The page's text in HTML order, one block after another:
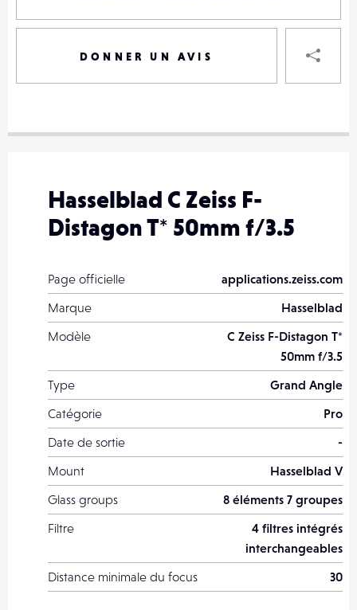
DONNER UN AVIS
VOTRE
Hasselblad C Zeiss F-
Distagon T* 50mm f/3.5
Page officielle
applications.zeiss.com
Marque
Hasselblad
Modèle
C Zeiss F-Distagon T*
50mm f/3.5
Type
Grand Angle
Catégorie
Pro
Date de sortie
-
Mount
Hasselblad V
Glass groups
8 éléments 7 groupes
Filtre
4 filtres intégrés
interchangeables
Distance minimale du focus
30